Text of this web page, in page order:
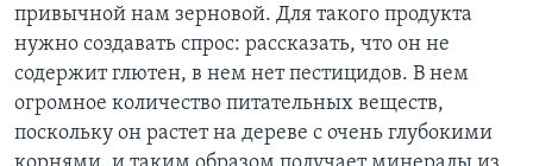
привычной нам зерновой. Для такого продукта
нужно создавать спрос: рассказать, что он не
содержит глютен, в нем нет пестицидов. В нем
огромное количество питательных веществ,
поскольку он растет на дереве с очень глубокими